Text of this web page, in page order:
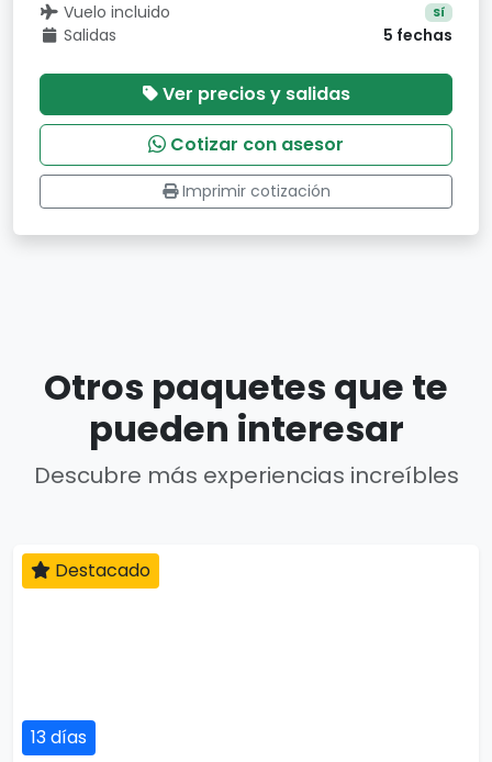
Vuelo incluido Sí
Salidas 5 fechas
Ver precios y salidas
Cotizar con asesor
Imprimir cotización
Otros paquetes que te
pueden interesar
Descubre más experiencias increíbles
13 días
Destacado